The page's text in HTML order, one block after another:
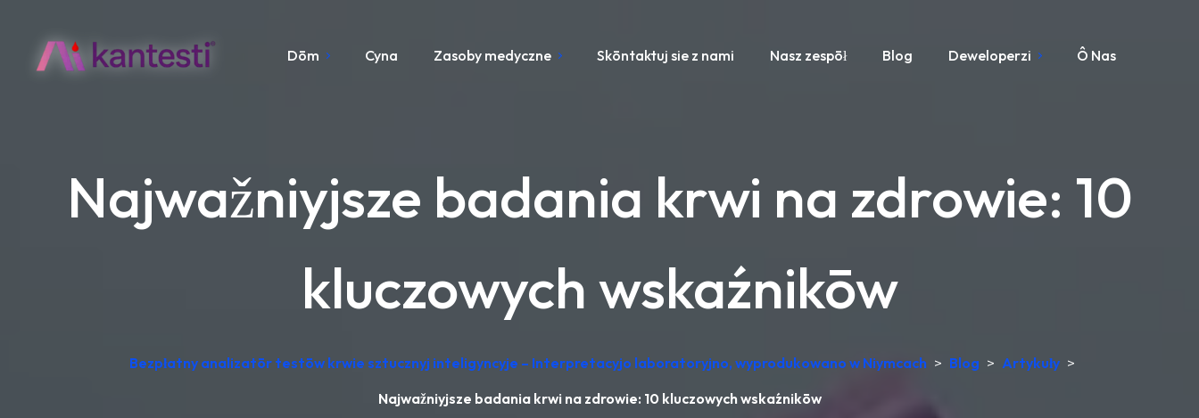
Dōm Cyna Zasoby medyczne Skōntaktuj sie z nami Nasz zespōł Blog Deweloperzi Ô Nas
Najwažniyjsze badania krwi na zdrowie: 10
kluczowych wskaźnikōw
Bezpłatny analizatōr testōw krwie sztucznyj inteligyncyje – Interpretacyjo laboratoryjno, wyprodukowano w Niymcach > Blog > Artykuły >
Najwažniyjsze badania krwi na zdrowie: 10 kluczowych wskaźnikōw